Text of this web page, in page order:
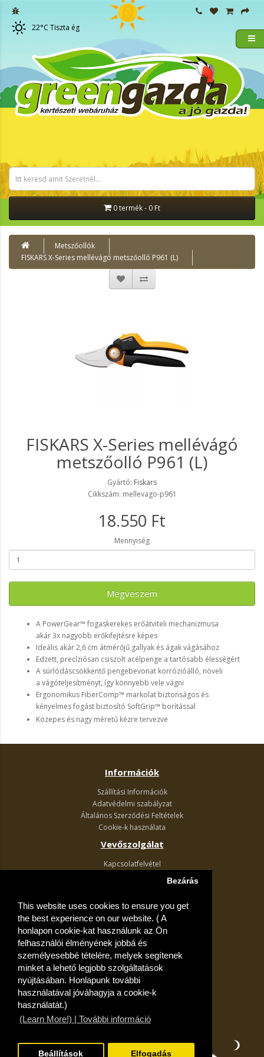
This website uses cookies to ensure you get
the best experience on our website. ( A
honlapon cookie-kat használunk az Ön
felhasználói élményének jobbá és
személyesebbé tételére, melyek segítenek
minket a lehető legjobb szolgáltatások
nyújtásában. Honlapunk további
használatával jóváhagyja a cookie-k
használatát.)
(Learn More!) | További információ
Bezárás
Beállítások Elfogadás
22°C Tiszta ég
0 termék - 0 Ft
Metszőollók
FISKARS X-Series mellévágó metszőolló P961 (L)
FISKARS X-Series mellévágó
metszőolló P961 (L)
Gyártó: Fiskars
Cikkszám: mellevago-p961
18.550 Ft
Mennyiség
Megveszem
A PowerGear™ fogaskerekes erőátviteli mechanizmusa
akár 3x nagyobb erőkifejtésre képes
Ideális akár 2,6 cm átmérőjű gallyak és ágak vágásához
Edzett, precíziósan csiszolt acélpenge a tartósabb élességért
A súrlódáscsökkentő pengebevonat korrózióálló, növeli
a vágóteljesítményt, így könnyebb vele vágni
Ergonomikus FiberComp™ markolat biztonságos és
kényelmes fogást biztosító SoftGrip™ borítással
Közepes és nagy méretű kézre tervezve
Információk
Szállítási Információk
Adatvédelmi szabályzat
Általános Szerződési Feltételek
Cookie-k használata
Vevőszolgálat
Kapcsolatfelvétel
Akciós ajánlatok
Fiók
Kívánságlista